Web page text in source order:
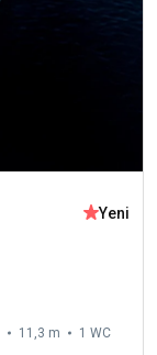
Yeni
11,3 m 1 WC